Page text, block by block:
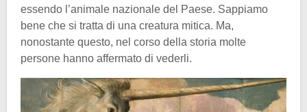
essendo l’animale nazionale del Paese. Sappiamo
bene che si tratta di una creatura mitica. Ma,
nonostante questo, nel corso della storia molte
persone hanno affermato di vederli.